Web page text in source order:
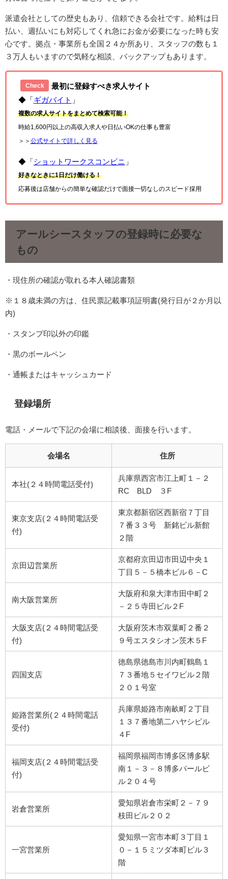
派遣会社としての歴史もあり、信頼できる会社です。給料は日
払い、週払いにも対応してくれ急にお金が必要になった時も安
心です。拠点・事業所も全国２４か所あり、スタッフの数も１
３万人もいますので気軽な相談、バックアップもあります。
Check
最初に登録すべき求人サイト
◆「ギガバイト 」
複数の求人サイトをまとめて検索可能！
時給1,600円以上の高収入求人や日払いOKの仕事も豊富
＞＞ 公式サイトで詳しく見る
◆「ショットワークスコンビニ 」
好きなときに1日だけ働ける！
応募後は店舗からの簡単な確認だけで面接一切なしのスピード採用
アールシースタッフの登録時に必要な
もの
・現住所の確認が取れる本人確認書類
※１８歳未満の方は、住民票記載事項証明書(発行日が２か月以
内)
・スタンプ印以外の印鑑
・黒のボールペン
・通帳またはキャッシュカード
登録場所
電話・メールで下記の会場に相談後、面接を行います。
会場名 住所
本社(２４時間電話受付)
兵庫県西宮市江上町１－２
RC BLD ３F
東京支店(２４時間電話受
付)
東京都新宿区西新宿７丁目
７番３３号 新銘ビル新館
２階
京田辺営業所
京都府京田辺市田辺中央１
丁目５－５橋本ビル６－C
南大阪営業所
大阪府和泉大津市田中町２
－２５寺田ビル２F
大阪支店(２４時間電話受
付)
大阪府茨木市双葉町２番２
９号エスタシオン茨木５F
四国支店
徳島県徳島市川内町鶴島１
７３番地５セイワビル２階
２０１号室
姫路営業所(２４時間電話
受付)
兵庫県姫路市南畝町２丁目
１３７番地第二ハヤシビル
４F
福岡支店(２４時間電話受
付)
福岡県福岡市博多区博多駅
南１－３－８博多パールビ
ル２０４号
岩倉営業所
愛知県岩倉市栄町２－７９
枝田ビル２０２
一宮営業所
愛知県一宮市本町３丁目１
０－１５ミツダ本町ビル３
階